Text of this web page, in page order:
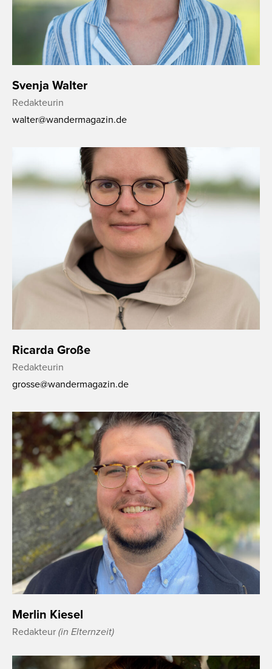
Svenja Walter
Redakteurin
walter@wandermagazin.de
Ricarda Große
Redakteurin
grosse@wandermagazin.de
Merlin Kiesel
Redakteur (in Elternzeit)